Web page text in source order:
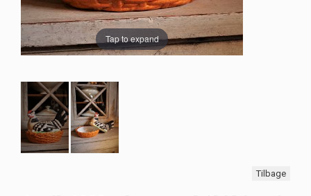
Tap to expand
Tilbage